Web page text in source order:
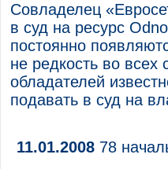
Совладелец
в суд на ресурс
постоянно
не редкость во всех
обладателей
подавать в суд на
11.01.2008 78